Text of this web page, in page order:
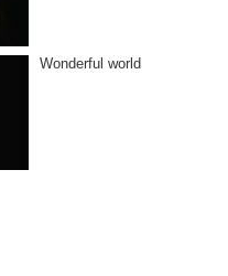
Wonderful world